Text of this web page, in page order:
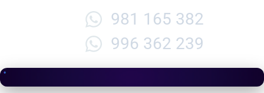
981 165 382
996 362 239